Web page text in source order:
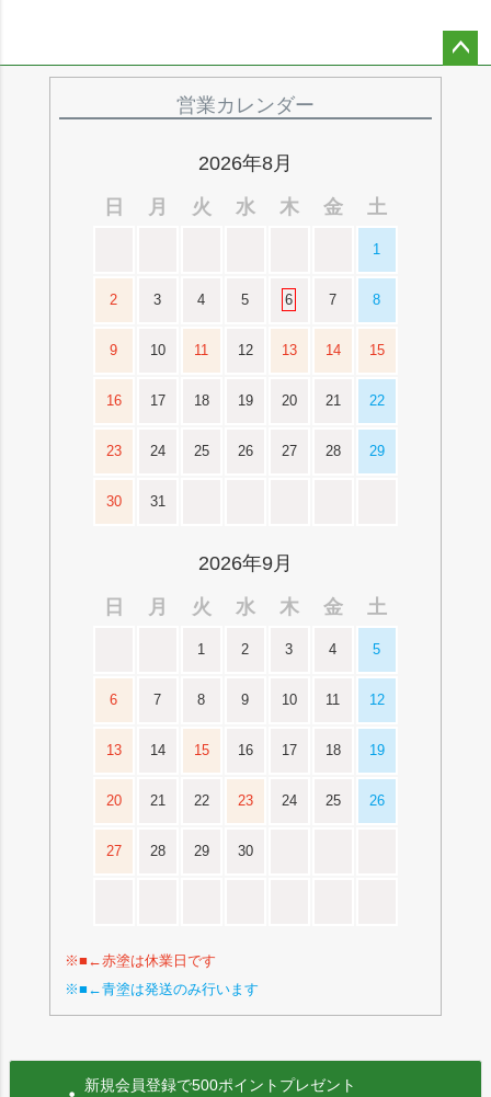
営業カレンダー
2026年8月
日
月 火 水 木 金 土
1
2 3 4 5 6 7 8
9 10 11 12 13 14 15
16 17 18 19 20 21 22
23 24 25 26 27 28 29
30 31
2026年9月
日
月 火 水 木 金 土
1 2 3 4 5
6 7 8 9 10 11 12
13 14 15 16 17 18 19
20 21 22 23 24 25 26
27 28 29 30
※■←赤塗は休業日です
※■←青塗は発送のみ行います
新規会員登録で500ポイントプレゼント